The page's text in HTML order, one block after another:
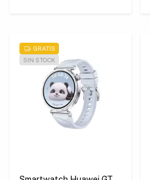
SIN STOCK
GRATIS